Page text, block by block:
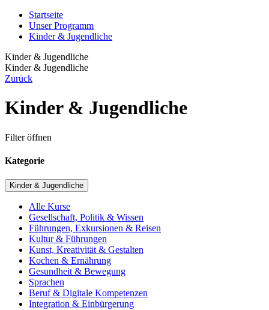
Startseite
Unser Programm
Kinder & Jugendliche
Kinder & Jugendliche
Kinder & Jugendliche
Zurück
Kinder & Jugendliche
Filter öffnen
Kategorie
Kinder & Jugendliche
Alle Kurse
Gesellschaft, Politik & Wissen
Führungen, Exkursionen & Reisen
Kultur & Führungen
Kunst, Kreativität & Gestalten
Kochen & Ernährung
Gesundheit & Bewegung
Sprachen
Beruf & Digitale Kompetenzen
Integration & Einbürgerung